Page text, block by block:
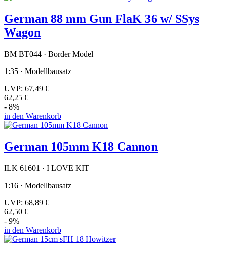
German 88 mm Gun FlaK 36 w/ SSys
Wagon
BM BT044 · Border Model
1:35 · Modellbausatz
UVP: 67,49 €
62,25 €
- 8%
in den Warenkorb
German 105mm K18 Cannon
ILK 61601 · I LOVE KIT
1:16 · Modellbausatz
UVP: 68,89 €
62,50 €
- 9%
in den Warenkorb